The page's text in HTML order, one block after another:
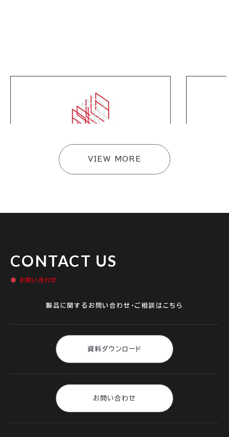
【採用情報】 プロダクトマネージャー
VIEW MORE
CONTACT US
お問い合わせ
製品に関するお問い合わせ・ご相談はこちら
資料ダウンロード
お問い合わせ